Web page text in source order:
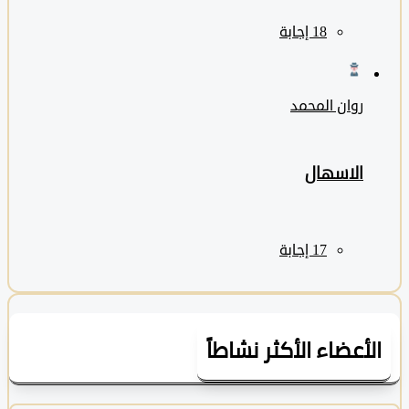
روان المحمد
الاسهال
الأكثر نشاطاً